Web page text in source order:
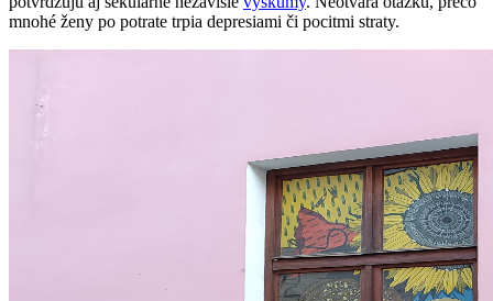
mnohé ženy po potrate trpia depresiami či pocitmi straty.